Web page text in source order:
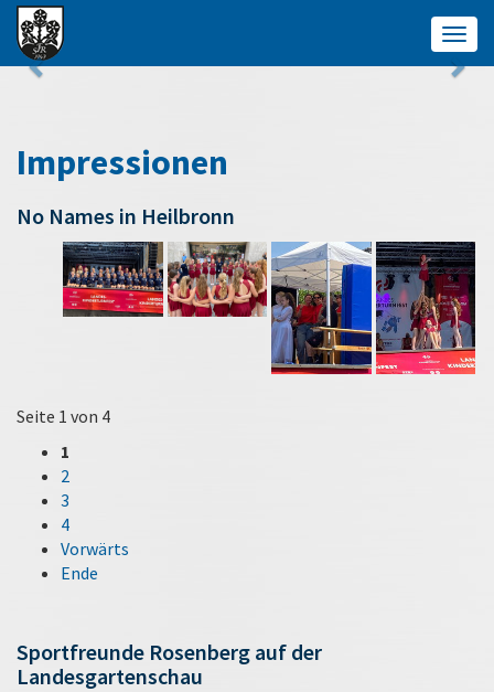
Impressionen
No Names in Heilbronn
Seite 1 von 4
1
2
3
4
Vorwärts
Ende
Sportfreunde Rosenberg auf der
Landesgartenschau